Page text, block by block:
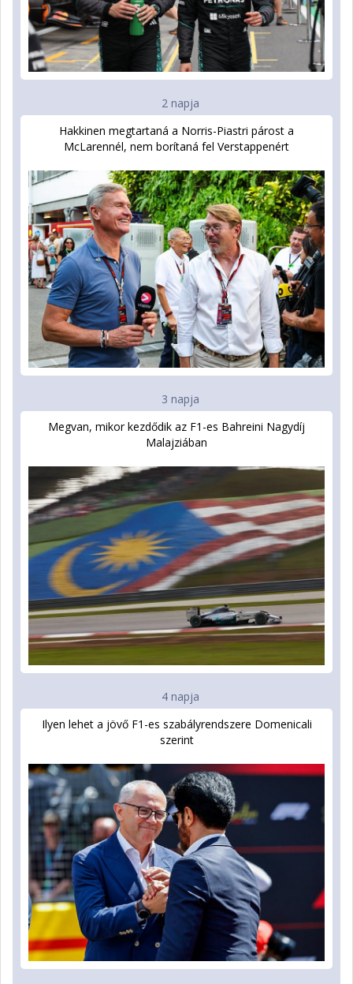
2 napja
Hakkinen megtartaná a Norris-Piastri párost a
McLarennél, nem borítaná fel Verstappenért
3 napja
Megvan, mikor kezdődik az F1-es Bahreini Nagydíj
Malajziában
4 napja
Ilyen lehet a jövő F1-es szabályrendszere Domenicali
szerint